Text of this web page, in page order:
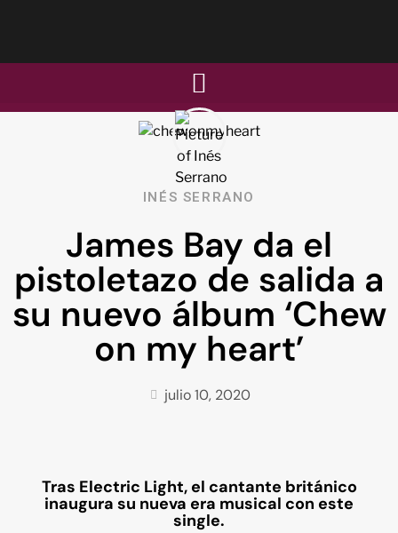
INÉS SERRANO
James Bay da el
pistoletazo de salida a
su nuevo álbum ‘Chew
on my heart’
julio 10, 2020
Tras Electric Light, el cantante británico
inaugura su nueva era musical con este
single.